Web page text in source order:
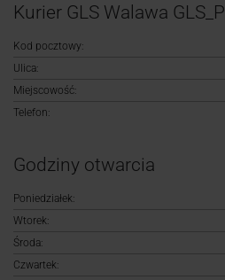
Kurier GLS Walawa
Kod pocztowy:
Ulica:
Miejscowość:
Telefon:
Godziny otwarcia
Poniedziałek:
Wtorek:
Środa:
Czwartek: